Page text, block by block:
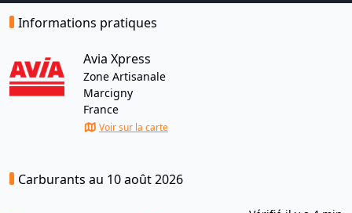
Informations pratiques
Avia Xpress
Zone Artisanale
Marcigny
France
Voir sur la carte
Carburants au 10 août 2026